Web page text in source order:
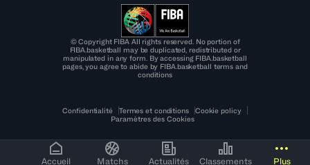
Accueil Matchs Actualités Classements Plus
© Copyright FIBA All rights reserved. No portion of
FIBA.basketball may be duplicated, redistributed or
manipulated in any form. By accessing FIBA.basketball
pages, you agree to abide by FIBA.basketball terms and
conditions
Confidentialité Termes et conditions
Cookie policy
Paramètres des Cookies